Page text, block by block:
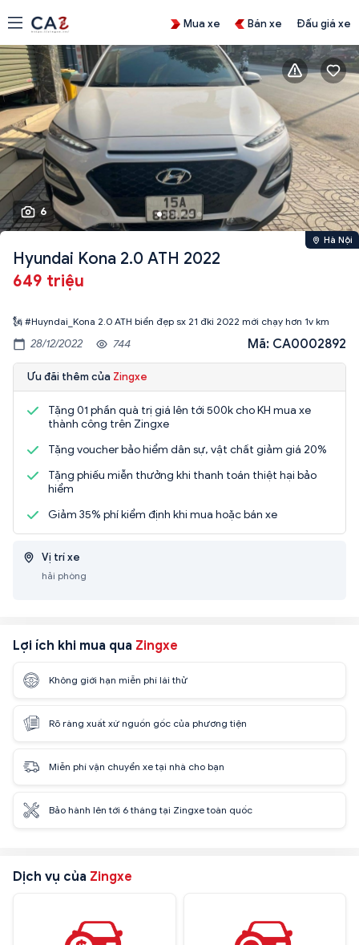
Mua xe Bán xe Đấu giá xe
6
Hà Nội
Hyundai Kona 2.0 ATH 2022
649 triệu
28/12/2022 744 Mã: CA0002892
Ưu đãi thêm của Zingxe
Tặng 01 phần quà trị giá lên tới 500k cho KH mua xe
thành công trên Zingxe
Tặng voucher bảo hiểm dân sự, vật chất giảm giá 20%
Tặng phiếu miễn thưởng khi thanh toán thiệt hại bảo
hiểm
Giảm 35% phí kiểm định khi mua hoặc bán xe
Vị trí xe
hải phòng
Lợi ích khi mua qua Zingxe
Không giới hạn miễn phí lái thử
Rõ ràng xuất xứ nguồn gốc của phương tiện
Miễn phí vận chuyển xe tại nhà cho bạn
Bảo hành lên tới 6 tháng tại Zingxe toàn quốc
Dịch vụ của Zingxe